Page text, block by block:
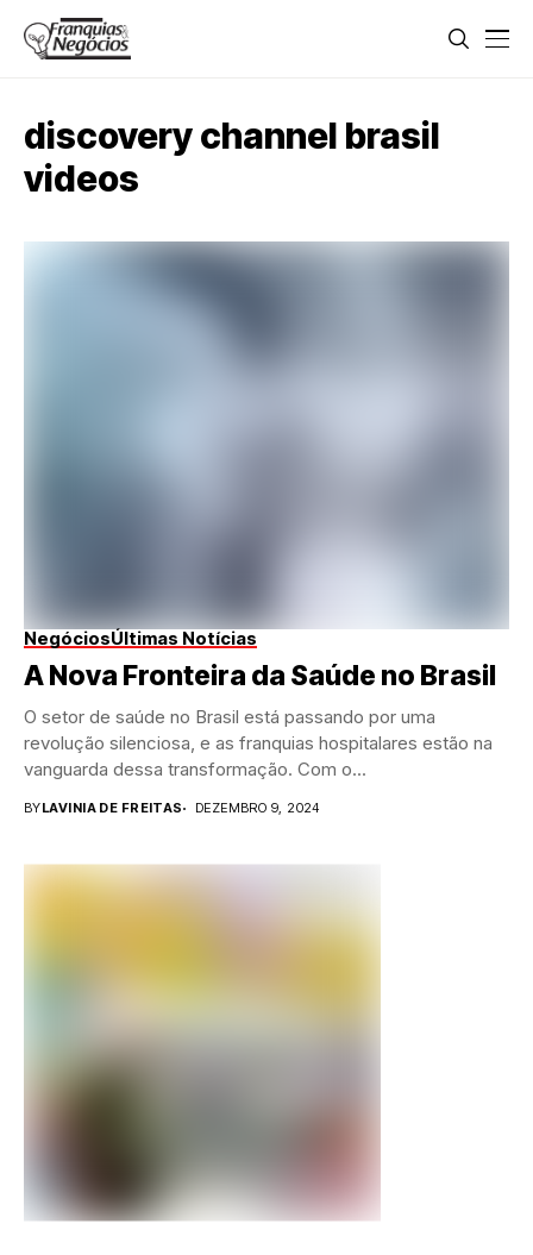
discovery channel brasil
videos
NegóciosÚltimas Notícias
A Nova Fronteira da Saúde no Brasil
O setor de saúde no Brasil está passando por uma
revolução silenciosa, e as franquias hospitalares estão na
vanguarda dessa transformação. Com o...
BYLAVINIA DE FREITAS DEZEMBRO 9, 2024